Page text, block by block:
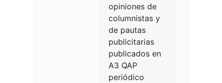
opiniones de
columnistas y
de pautas
publicitarias
publicados en
A3 QAP
periódico